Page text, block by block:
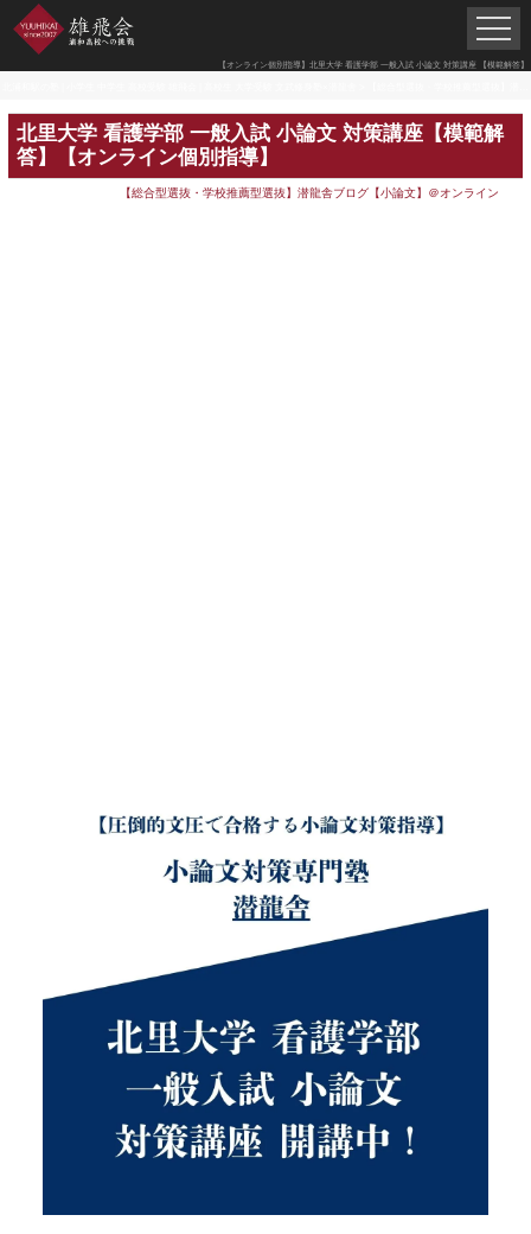
【オンライン個別指導】北里大学 看護学部 一般入試 小論文 対策講座 【模範解答】
北里大学 看護学部 一般入試 小論文 対策講座【模範解
答】【オンライン個別指導】
【総合型選抜・学校推薦型選抜】潜龍舎ブログ【小論文】＠オンライン